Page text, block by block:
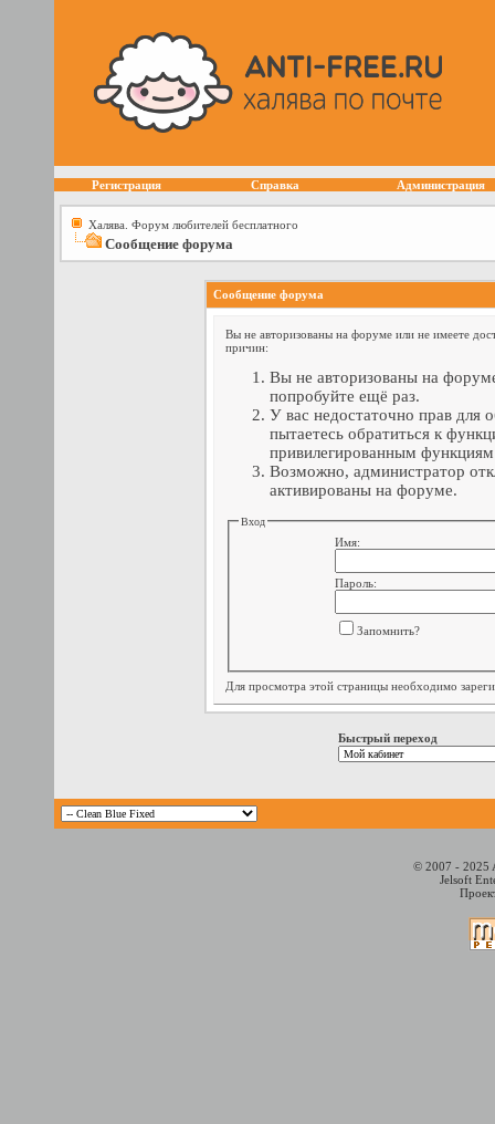
Регистрация Справка Администрация
Халява. Форум любителей бесплатного
Сообщение форума
Сообщение форума
Вы не авторизованы на форуме или не имеете
причин:
Вы не авторизованы на
попробуйте ещё раз.
У вас недостаточно прав для
пытаетесь обратиться к
привилегированным
Возможно, администратор
активированы на форуме.
Вход
Имя:
Пароль:
Запомнить?
Для просмотра этой страницы необходимо
Быстрый переход
© 2007 - 2025
Jelsoft